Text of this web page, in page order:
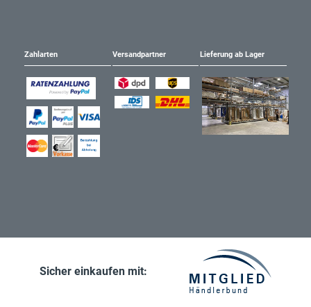
Zahlarten Versandpartner Lieferung ab Lager
Sicher einkaufen mit: